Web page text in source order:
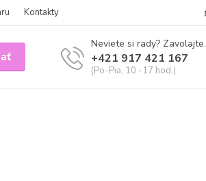
Kontakty
Neviete si rady? Zavolajte.
+421 917 421 167
(Po-Pia, 10 -17 hod.)